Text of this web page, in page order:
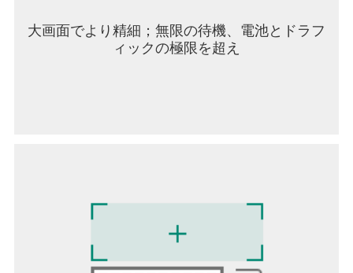
大画面でより精細；無限の待機、電池とドラフ
ィックの極限を超え